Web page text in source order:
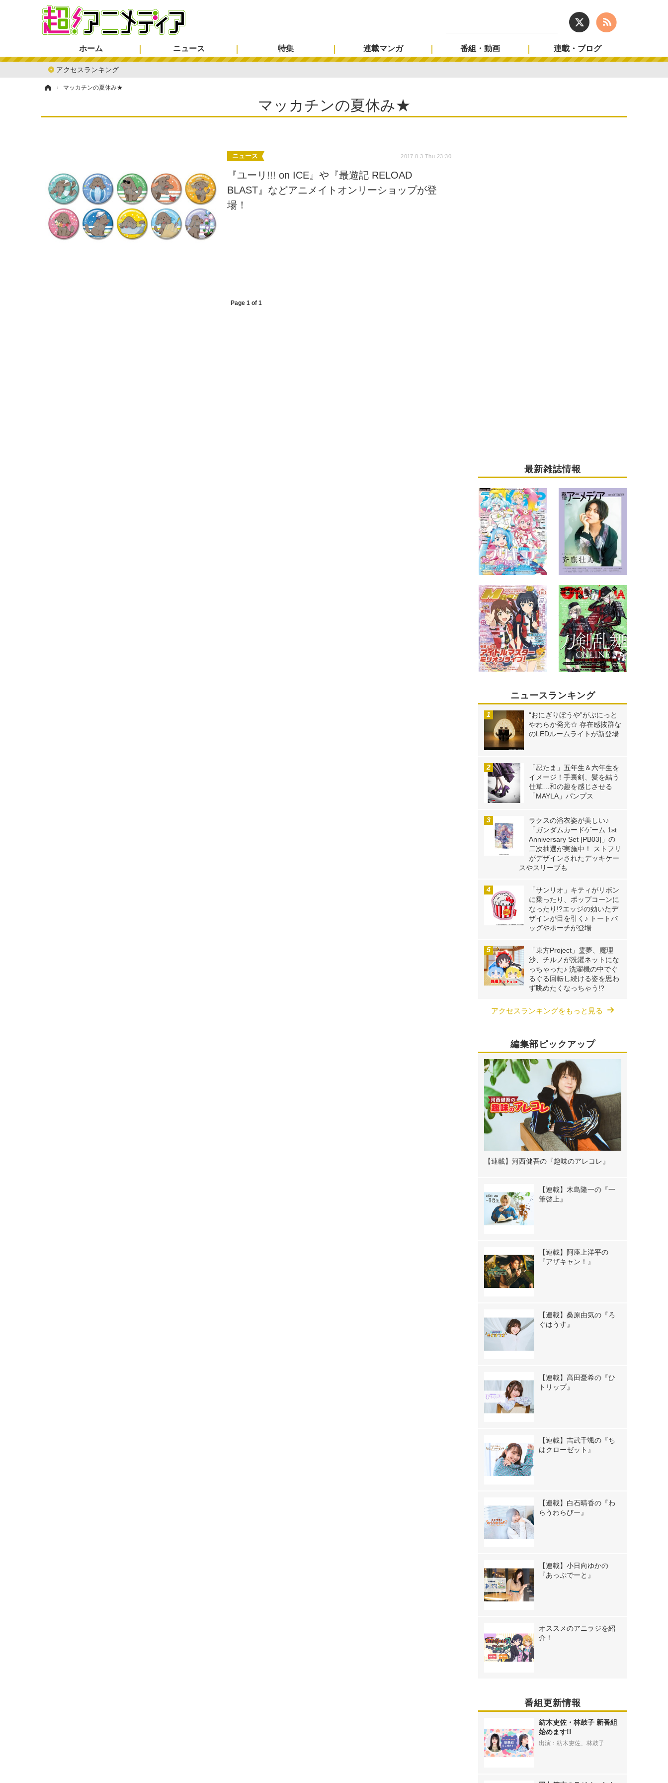
ホーム
アクセスランキング
ニュース 特集 連載マンガ 番組・動画 連載・ブログ
› マッカチンの夏休み★
マッカチンの夏休み★
ニュース 2017.8.3 Thu 23:30
『ユーリ!!! on ICE』や『最遊記 RELOAD
BLAST』などアニメイトオンリーショップが登
場！
Page 1 of 1
最新雑誌情報
ニュースランキング
“おにぎりぼうや”がぷにっと
やわらか発光☆ 存在感抜群な
のLEDルームライトが新登場
「忍たま」五年生＆六年生を
イメージ！手裏剣、髪を結う
仕草…和の趣を感じさせる
「MAYLA」パンプス
ラクスの浴衣姿が美しい♪
「ガンダムカードゲーム 1st
Anniversary Set [PB03]」の
二次抽選が実施中！ ストフリ
がデザインされたデッキケー
スやスリーブも
「サンリオ」キティがリボン
に乗ったり、ポップコーンに
なったり!?エッジの効いたデ
ザインが目を引く♪ トートバ
ッグやポーチが登場
「東方Project」霊夢、魔理
沙、チルノが洗濯ネットにな
っちゃった♪ 洗濯機の中でぐ
るぐる回転し続ける姿を思わ
ず眺めたくなっちゃう!?
アクセスランキングをもっと見る
編集部ピックアップ
【連載】河西健吾の『趣味のアレコレ』
【連載】木島隆一の『一
筆啓上』
【連載】阿座上洋平の
『アザキャン！』
【連載】桑原由気の『ろ
ぐはうす』
【連載】高田憂希の『ひ
トリップ』
【連載】吉武千颯の『ち
はクローゼット』
【連載】白石晴香の『わ
らうわらびー』
【連載】小日向ゆかの
『あっぷでーと』
オススメのアニラジを紹
介！
番組更新情報
紡木吏佐・林鼓子 新番組
始めます!!
出演：紡木吏佐、林鼓子